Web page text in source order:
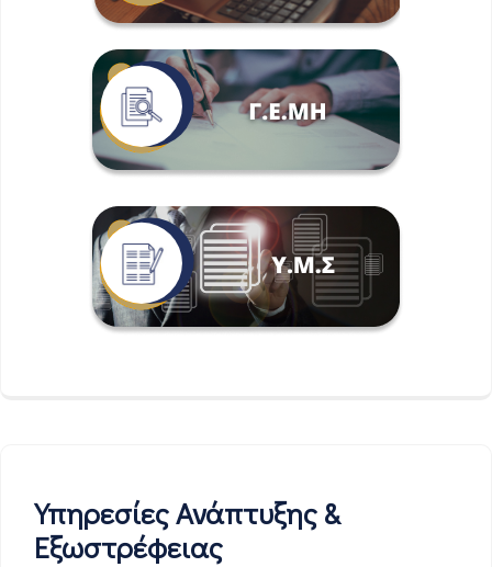
Υπηρεσίες Ανάπτυξης &
Εξωστρέφειας